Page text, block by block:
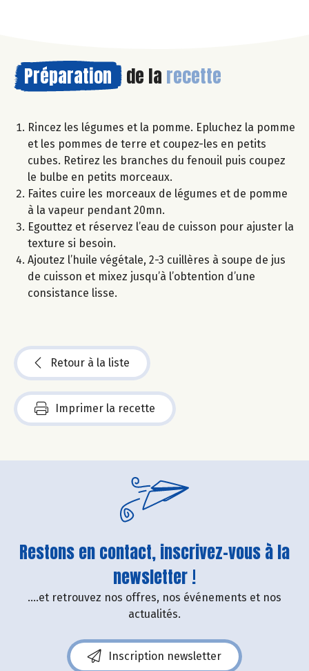
Préparation de la recette
Rincez les légumes et la pomme. Epluchez la pomme
et les pommes de terre et coupez-les en petits
cubes. Retirez les branches du fenouil puis coupez
le bulbe en petits morceaux.
Faites cuire les morceaux de légumes et de pomme
à la vapeur pendant 20mn.
Egouttez et réservez l’eau de cuisson pour ajuster la
texture si besoin.
Ajoutez l’huile végétale, 2-3 cuillères à soupe de jus
de cuisson et mixez jusqu’à l’obtention d’une
consistance lisse.
Retour à la liste
Imprimer la recette
Restons en contact, inscrivez-vous à la
newsletter !
....et retrouvez nos offres, nos événements et nos
actualités.
Inscription newsletter